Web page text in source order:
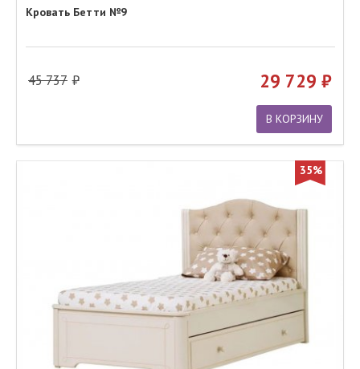
Кровать Бетти №9
45 737 29 729
В КОРЗИНУ
35%